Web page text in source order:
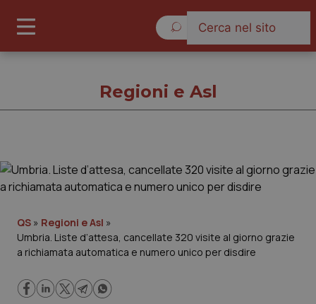
Governo e Parlamento
Regioni e Asl
Regioni e Asl
QS » Regioni e Asl »
Umbria. Liste d’attesa, cancellate 320 visite al giorno grazie
a richiamata automatica e numero unico per disdire